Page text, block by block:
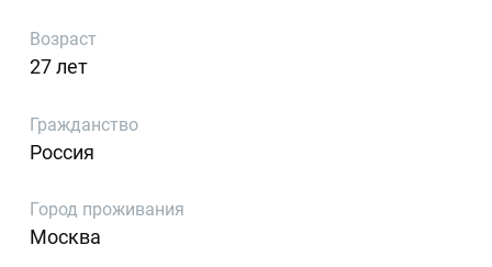
Возраст
27 лет
Гражданство
Россия
Город проживания
Москва